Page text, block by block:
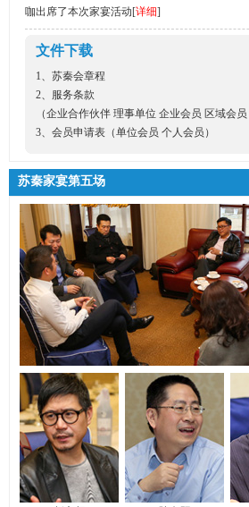
咖出席了本次家宴活动[详细]
文件下载
1、 苏秦会章程
2、服务条款
（企业合作伙伴 理事单位 企业会员 区域会员
3、会员申请表（单位会员 个人会员 ）
苏秦家宴第五场